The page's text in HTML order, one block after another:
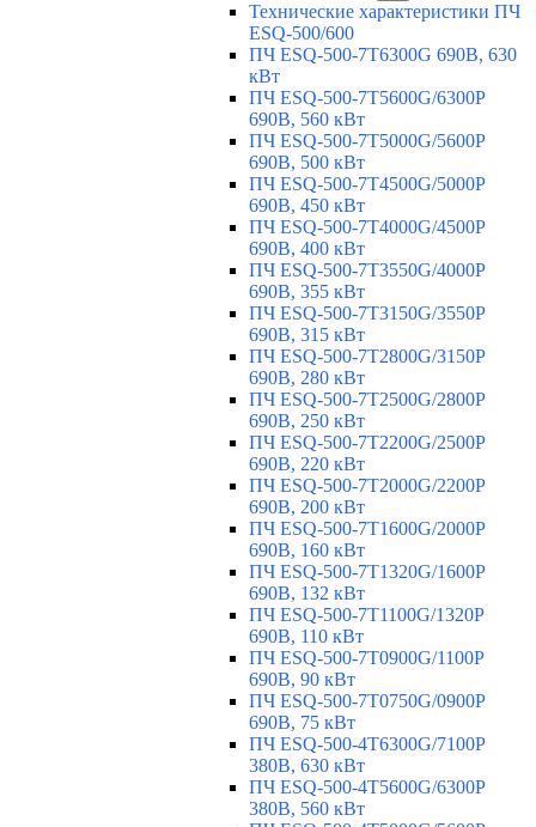
Технические характеристики ПЧ
ESQ-500/600
ПЧ ESQ-500-7T6300G 690В, 630
кВт
ПЧ ESQ-500-7T5600G/6300P
690В, 560 кВт
ПЧ ESQ-500-7T5000G/5600P
690В, 500 кВт
ПЧ ESQ-500-7T4500G/5000P
690В, 450 кВт
ПЧ ESQ-500-7T4000G/4500P
690В, 400 кВт
ПЧ ESQ-500-7T3550G/4000P
690В, 355 кВт
ПЧ ESQ-500-7T3150G/3550P
690В, 315 кВт
ПЧ ESQ-500-7T2800G/3150P
690В, 280 кВт
ПЧ ESQ-500-7T2500G/2800P
690В, 250 кВт
ПЧ ESQ-500-7T2200G/2500P
690В, 220 кВт
ПЧ ESQ-500-7T2000G/2200P
690В, 200 кВт
ПЧ ESQ-500-7T1600G/2000P
690В, 160 кВт
ПЧ ESQ-500-7T1320G/1600P
690В, 132 кВт
ПЧ ESQ-500-7T1100G/1320P
690В, 110 кВт
ПЧ ESQ-500-7T0900G/1100P
690В, 90 кВт
ПЧ ESQ-500-7T0750G/0900P
690В, 75 кВт
ПЧ ESQ-500-4T6300G/7100P
380В, 630 кВт
ПЧ ESQ-500-4T5600G/6300P
380В, 560 кВт